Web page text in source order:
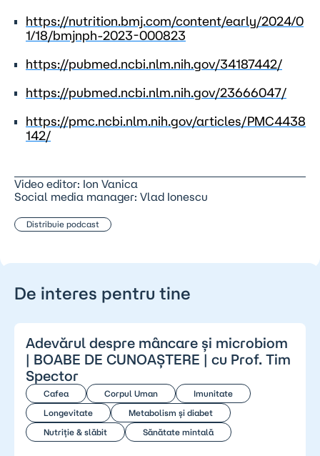
https://nutrition.bmj.com/content/early/2024/0
1/18/bmjnph-2023-000823
https://pubmed.ncbi.nlm.nih.gov/34187442/
https://pubmed.ncbi.nlm.nih.gov/23666047/
https://pmc.ncbi.nlm.nih.gov/articles/PMC4438
142/
Video editor: Ion Vanica
Social media manager: Vlad Ionescu
Distribuie podcast
De interes pentru tine
Adevărul despre mâncare și microbiom
| BOABE DE CUNOAȘTERE | cu Prof. Tim
Spector
Cafea Corpul Uman Imunitate
Longevitate Metabolism și diabet
Nutriție & slăbit Sănătate mintală